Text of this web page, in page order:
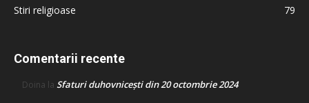
Stiri religioase
79
Comentarii recente
Doina la Sfaturi duhovnicești din 20 octombrie 2024